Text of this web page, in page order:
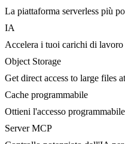
La piattaforma serverless più
IA
Accelera i tuoi carichi di
Object Storage
Get direct access to large files
Cache programmabile
Ottieni l'accesso
Server MCP